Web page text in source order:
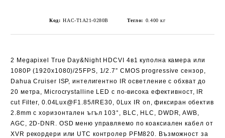
Код: HAC-T1A21-0280B Тегло: 0.400 кг
2 Megapixel
True Day&Night HDCVI 4в1 куполна камера или
1080P (1920x1080)/25FPS, 1/2.7” CMOS progressive сензор,
Dahua Cruiser ISP, интелигентно IR осветление с обхват до
20 метра, Microcrystalline LED с по-висока ефективност, IR
cut Filter, 0.04Lux@F1.85/IRE30, 0Lux IR on, фиксиран обектив
2.8mm с хоризонтален ъгъл 103° , BLC, HLC, DWDR, AWB,
AGC, 2D-DNR. OSD меню управляемо по коаксиален кабел от
XVR рекордери или UTC контролер PFM820. Възможност за